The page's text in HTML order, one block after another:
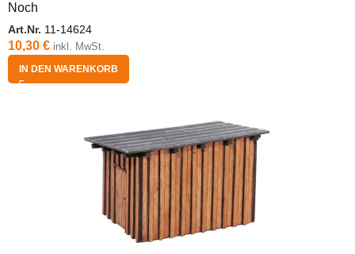
Noch
Art.Nr. 11-14624
10,30 € inkl. MwSt.
IN DEN WARENKORB